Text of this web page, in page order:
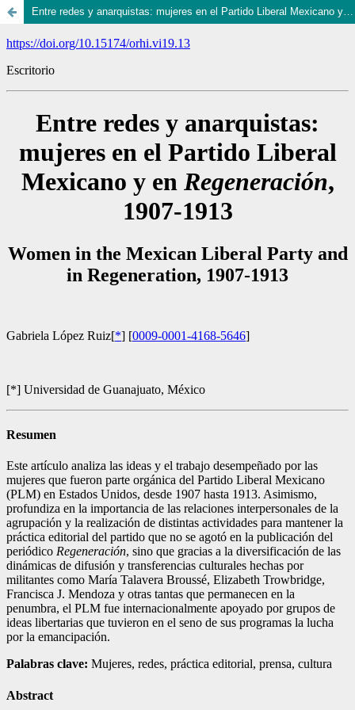
Entre redes y anarquistas: mujeres en el Partido Liberal Mexicano y en Regeneración, 1907-1913